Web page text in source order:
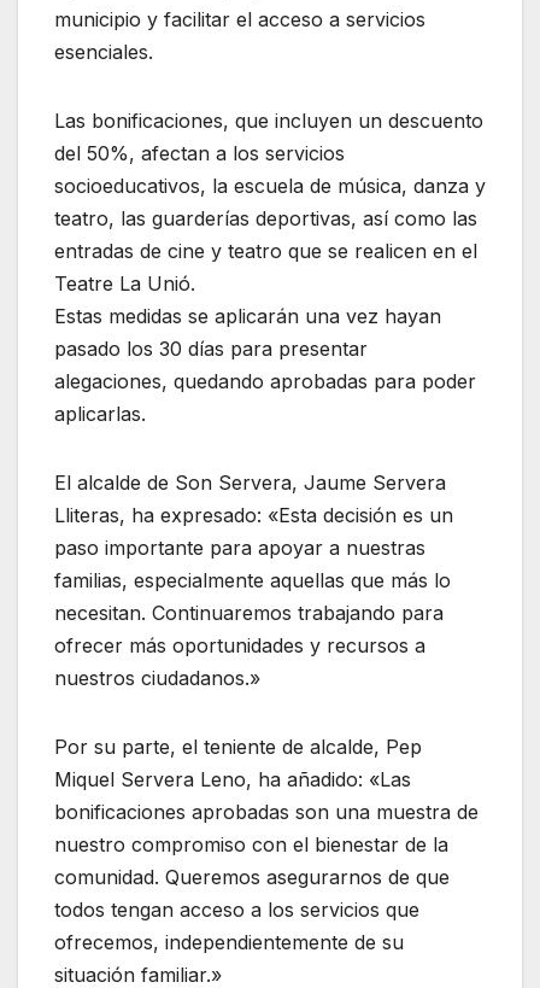
municipio y facilitar el acceso a servicios
esenciales.
Las bonificaciones, que incluyen un descuento
del 50%, afectan a los servicios
socioeducativos, la escuela de música, danza y
teatro, las guarderías deportivas, así como las
entradas de cine y teatro que se realicen en el
Teatre La Unió.
Estas medidas se aplicarán una vez hayan
pasado los 30 días para presentar
alegaciones, quedando aprobadas para poder
aplicarlas.
El alcalde de Son Servera, Jaume Servera
Lliteras, ha expresado: «Esta decisión es un
paso importante para apoyar a nuestras
familias, especialmente aquellas que más lo
necesitan. Continuaremos trabajando para
ofrecer más oportunidades y recursos a
nuestros ciudadanos.»
Por su parte, el teniente de alcalde, Pep
Miquel Servera Leno, ha añadido: «Las
bonificaciones aprobadas son una muestra de
nuestro compromiso con el bienestar de la
comunidad. Queremos asegurarnos de que
todos tengan acceso a los servicios que
ofrecemos, independientemente de su
situación familiar.»